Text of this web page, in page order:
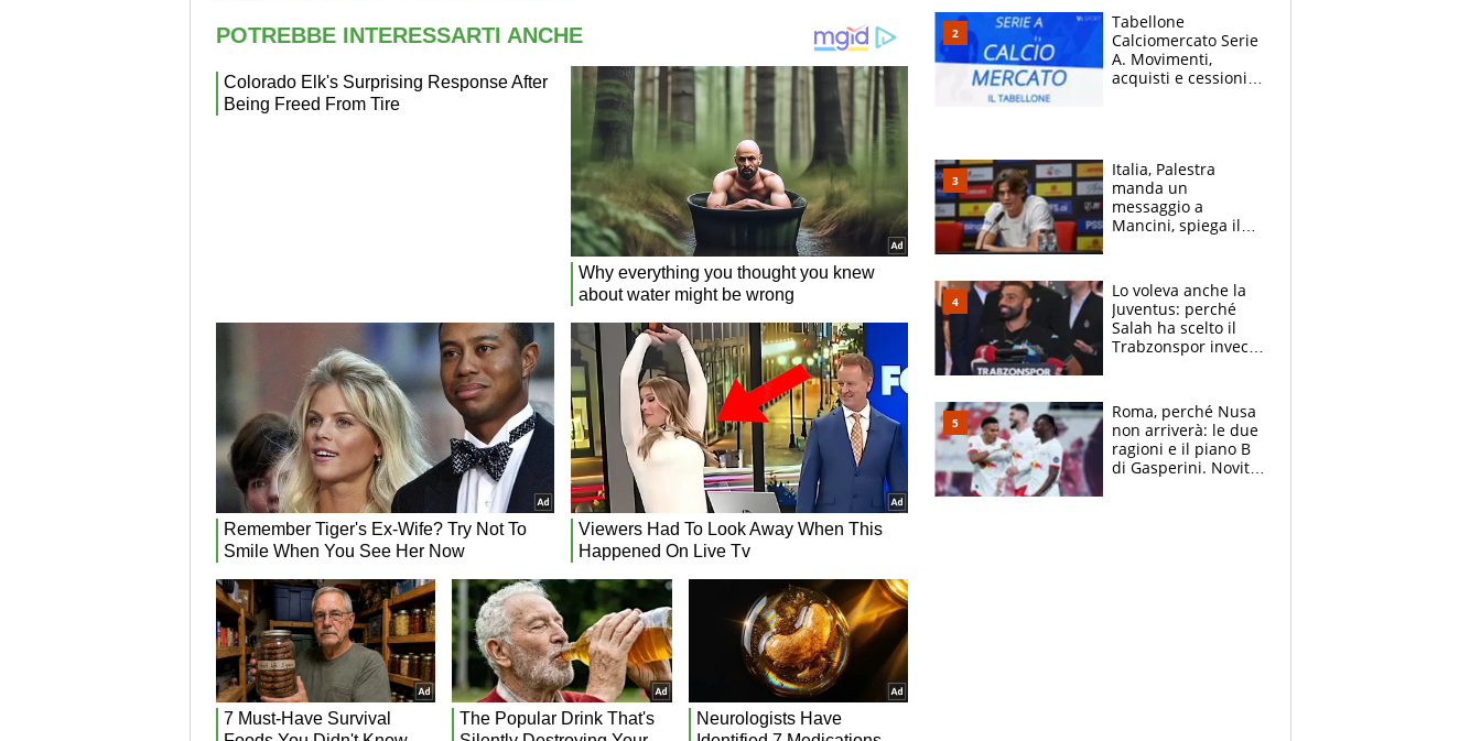
Tabellone
Calciomercato Serie
A. Movimenti,
acquisti e cessioni:
Italia, Palestra
manda un
messaggio a
Mancini, spiega il
l'alleanza con
Donnarumma
Lo voleva anche la
Juventus: perché
Salah ha scelto il
Trabzonspor invece
Roma, perché Nusa
non arriverà: le due
ragioni e il piano B
di Gasperini. Novità